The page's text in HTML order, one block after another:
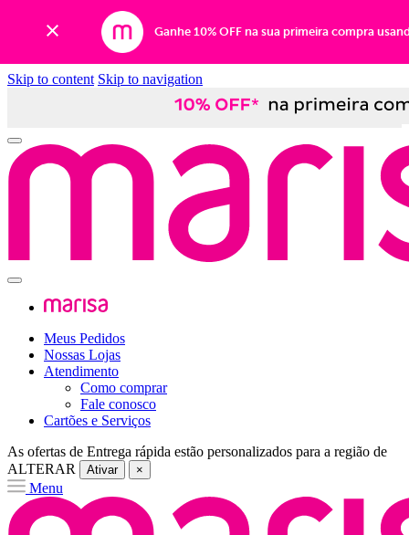
Ganhe 10% OFF na sua primeira compra
Skip to content Skip to navigation
Meus Pedidos
Nossas Lojas
Atendimento
Como comprar
Fale conosco
Cartões e Serviços
As ofertas de Entrega rápida estão personalizados para a região de
ALTERAR
Ativar ×
Menu